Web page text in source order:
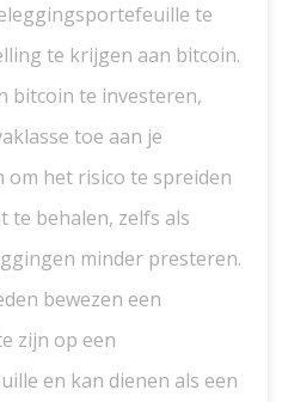
te
te krijgen aan bitcoin.
bitcoin te investeren,
toe aan je
het risico te spreiden
te behalen, zelfs als
minder presteren.
bewezen een
zijn op een
en kan dienen als een